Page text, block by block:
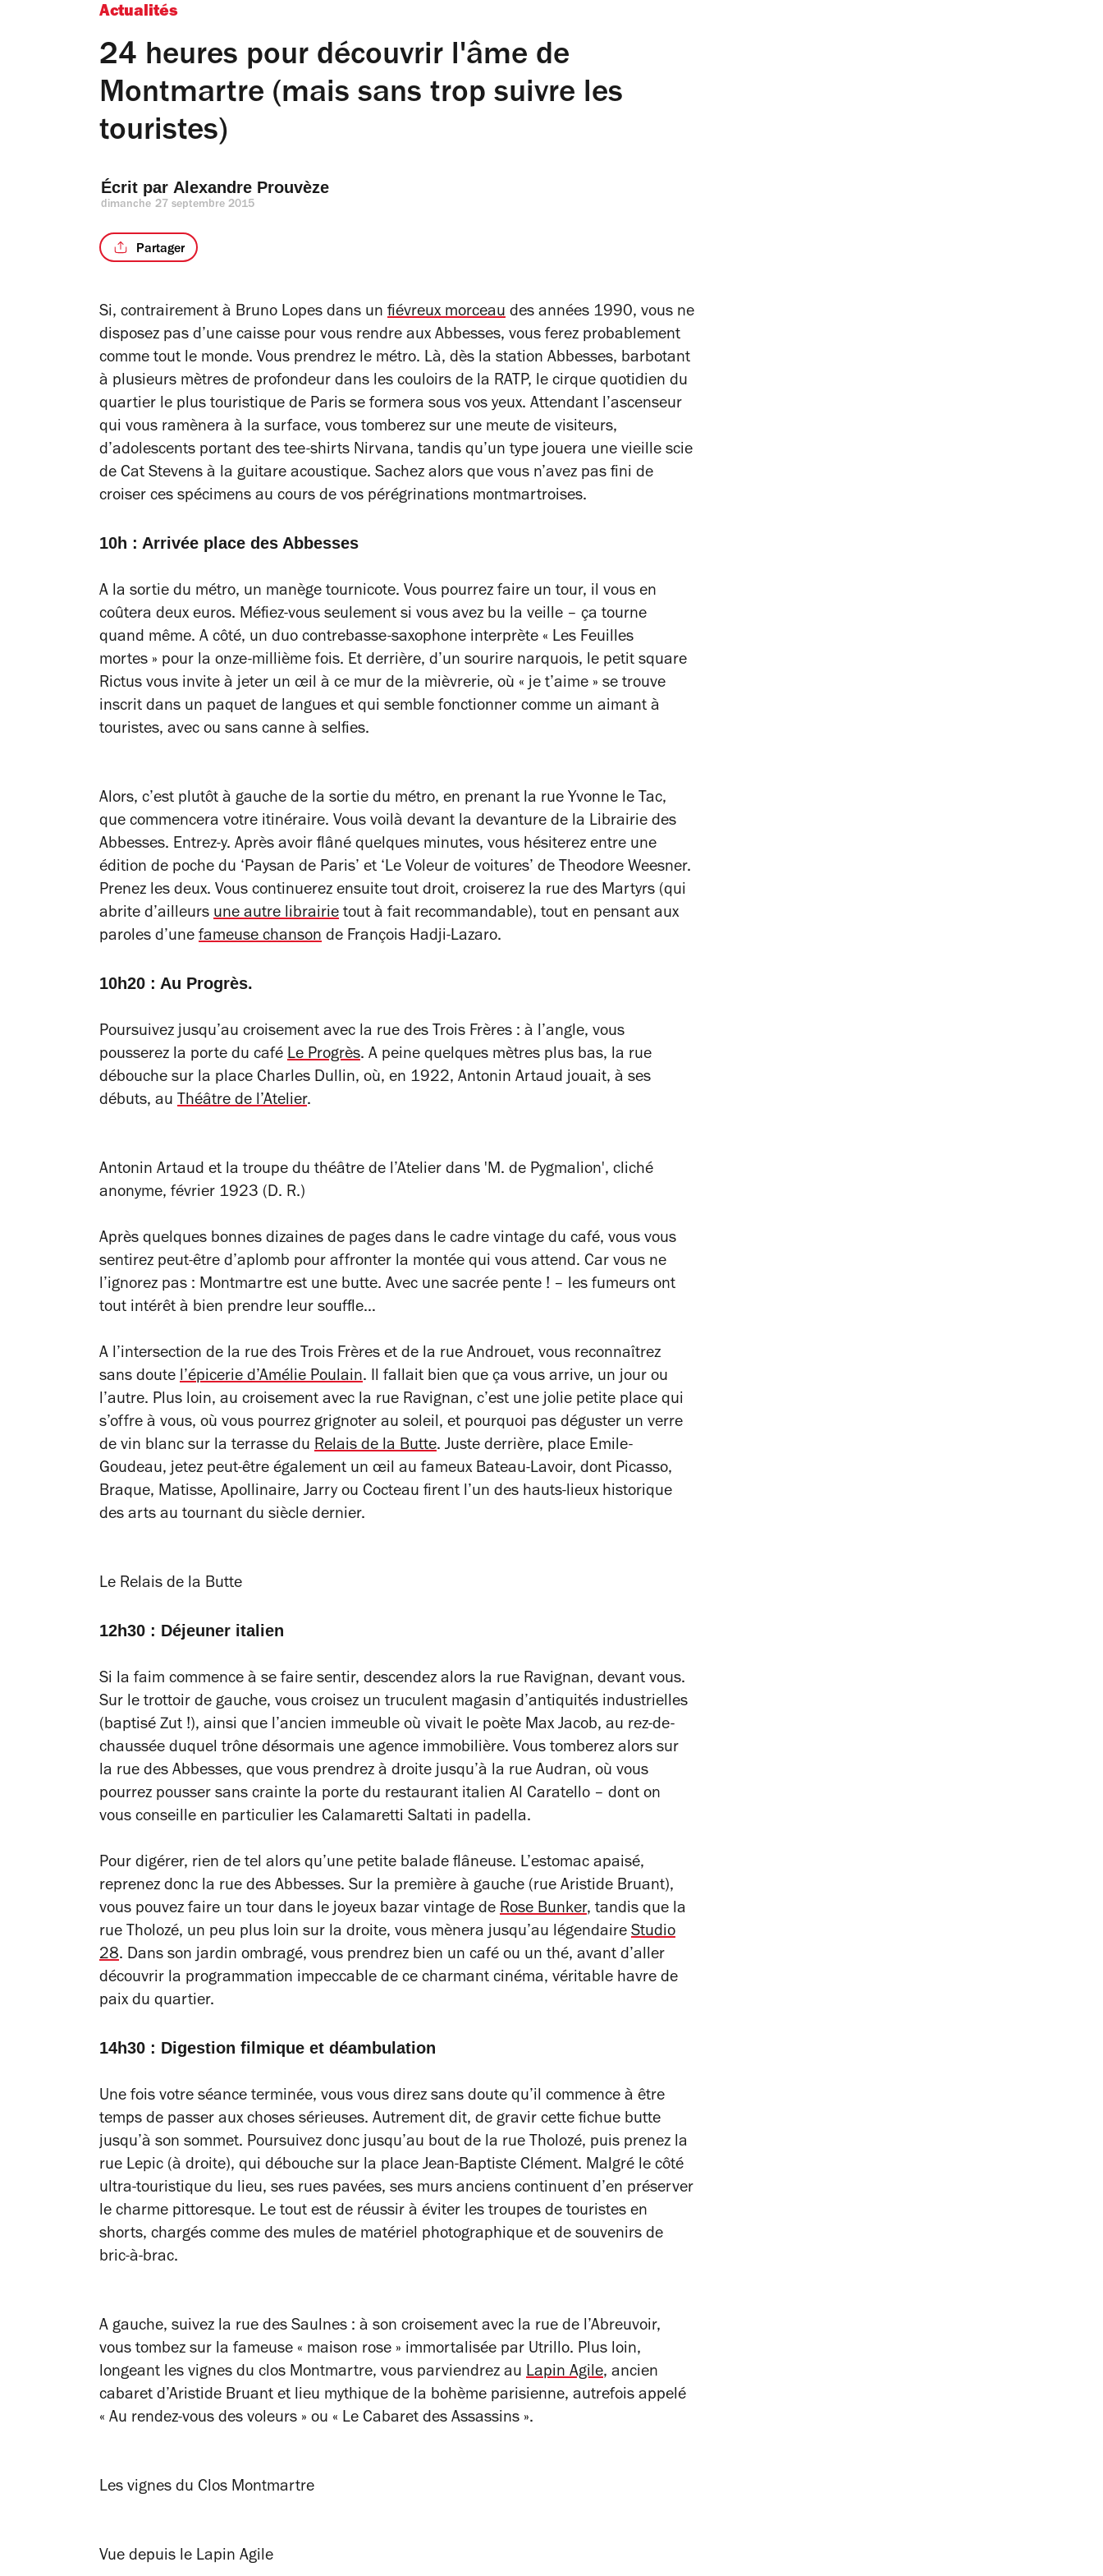
Actualités
24 heures pour découvrir l'âme de
Montmartre (mais sans trop suivre les
touristes)
Écrit par Alexandre Prouvèze
dimanche 27 septembre 2015
Partager
Si, contrairement à Bruno Lopes dans un fiévreux morceau des années 1990, vous ne
disposez pas d’une caisse pour vous rendre aux Abbesses, vous ferez probablement
comme tout le monde. Vous prendrez le métro. Là, dès la station Abbesses, barbotant
à plusieurs mètres de profondeur dans les couloirs de la RATP, le cirque quotidien du
quartier le plus touristique de Paris se formera sous vos yeux. Attendant l’ascenseur
qui vous ramènera à la surface, vous tomberez sur une meute de visiteurs,
d’adolescents portant des tee-shirts Nirvana, tandis qu’un type jouera une vieille scie
de Cat Stevens à la guitare acoustique. Sachez alors que vous n’avez pas fini de
croiser ces spécimens au cours de vos pérégrinations montmartroises.
10h : Arrivée place des Abbesses
A la sortie du métro, un manège tournicote. Vous pourrez faire un tour, il vous en
coûtera deux euros. Méfiez-vous seulement si vous avez bu la veille – ça tourne
quand même. A côté, un duo contrebasse-saxophone interprète « Les Feuilles
mortes » pour la onze-millième fois. Et derrière, d’un sourire narquois, le petit square
Rictus vous invite à jeter un œil à ce mur de la mièvrerie, où « je t’aime » se trouve
inscrit dans un paquet de langues et qui semble fonctionner comme un aimant à
touristes, avec ou sans canne à selfies.
Alors, c’est plutôt à gauche de la sortie du métro, en prenant la rue Yvonne le Tac,
que commencera votre itinéraire. Vous voilà devant la devanture de la Librairie des
Abbesses. Entrez-y. Après avoir flâné quelques minutes, vous hésiterez entre une
édition de poche du ‘Paysan de Paris’ et ‘Le Voleur de voitures’ de Theodore Weesner.
Prenez les deux. Vous continuerez ensuite tout droit, croiserez la rue des Martyrs (qui
abrite d’ailleurs une autre librairie tout à fait recommandable), tout en pensant aux
paroles d’une fameuse chanson de François Hadji-Lazaro.
10h20 : Au Progrès.
Poursuivez jusqu’au croisement avec la rue des Trois Frères : à l’angle, vous
pousserez la porte du café Le Progrès. A peine quelques mètres plus bas, la rue
débouche sur la place Charles Dullin, où, en 1922, Antonin Artaud jouait, à ses
débuts, au Théâtre de l’Atelier.
Antonin Artaud et la troupe du théâtre de l’Atelier dans 'M. de Pygmalion', cliché
anonyme, février 1923 (D. R.)
Après quelques bonnes dizaines de pages dans le cadre vintage du café, vous vous
sentirez peut-être d’aplomb pour affronter la montée qui vous attend. Car vous ne
l’ignorez pas : Montmartre est une butte. Avec une sacrée pente ! – les fumeurs ont
tout intérêt à bien prendre leur souffle…
A l’intersection de la rue des Trois Frères et de la rue Androuet, vous reconnaîtrez
sans doute l’épicerie d’Amélie Poulain. Il fallait bien que ça vous arrive, un jour ou
l’autre. Plus loin, au croisement avec la rue Ravignan, c’est une jolie petite place qui
s’offre à vous, où vous pourrez grignoter au soleil, et pourquoi pas déguster un verre
de vin blanc sur la terrasse du Relais de la Butte. Juste derrière, place Emile-
Goudeau, jetez peut-être également un œil au fameux Bateau-Lavoir, dont Picasso,
Braque, Matisse, Apollinaire, Jarry ou Cocteau firent l’un des hauts-lieux historique
des arts au tournant du siècle dernier.
Le Relais de la Butte
12h30 : Déjeuner italien
Si la faim commence à se faire sentir, descendez alors la rue Ravignan, devant vous.
Sur le trottoir de gauche, vous croisez un truculent magasin d’antiquités industrielles
(baptisé Zut !), ainsi que l’ancien immeuble où vivait le poète Max Jacob, au rez-de-
chaussée duquel trône désormais une agence immobilière. Vous tomberez alors sur
la rue des Abbesses, que vous prendrez à droite jusqu’à la rue Audran, où vous
pourrez pousser sans crainte la porte du restaurant italien Al Caratello – dont on
vous conseille en particulier les Calamaretti Saltati in padella.
Pour digérer, rien de tel alors qu’une petite balade flâneuse. L’estomac apaisé,
reprenez donc la rue des Abbesses. Sur la première à gauche (rue Aristide Bruant),
vous pouvez faire un tour dans le joyeux bazar vintage de Rose Bunker, tandis que la
rue Tholozé, un peu plus loin sur la droite, vous mènera jusqu’au légendaire Studio
28. Dans son jardin ombragé, vous prendrez bien un café ou un thé, avant d’aller
découvrir la programmation impeccable de ce charmant cinéma, véritable havre de
paix du quartier.
14h30 : Digestion filmique et déambulation
Une fois votre séance terminée, vous vous direz sans doute qu’il commence à être
temps de passer aux choses sérieuses. Autrement dit, de gravir cette fichue butte
jusqu’à son sommet. Poursuivez donc jusqu’au bout de la rue Tholozé, puis prenez la
rue Lepic (à droite), qui débouche sur la place Jean-Baptiste Clément. Malgré le côté
ultra-touristique du lieu, ses rues pavées, ses murs anciens continuent d’en préserver
le charme pittoresque. Le tout est de réussir à éviter les troupes de touristes en
shorts, chargés comme des mules de matériel photographique et de souvenirs de
bric-à-brac.
A gauche, suivez la rue des Saulnes : à son croisement avec la rue de l’Abreuvoir,
vous tombez sur la fameuse « maison rose » immortalisée par Utrillo. Plus loin,
longeant les vignes du clos Montmartre, vous parviendrez au Lapin Agile, ancien
cabaret d’Aristide Bruant et lieu mythique de la bohème parisienne, autrefois appelé
« Au rendez-vous des voleurs » ou « Le Cabaret des Assassins ».
Les vignes du Clos Montmartre
Vue depuis le Lapin Agile